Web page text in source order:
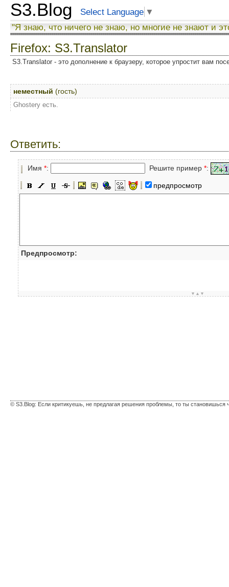
S3.Blog Select Language ▼
"Я знаю, что ничего не знаю, но многие не знают и
Firefox: S3.Translator
S3.Translator - это дополнение к браузеру, которое упростит вам
неместный (гость)
Ghostery есть.
Ответить:
Имя *: Решите пример *:
предпросмотр
Предпросмотр:
▼▲▼
© S3.Blog: Если критикуешь, не предлагая решения проблемы, то ты становишься